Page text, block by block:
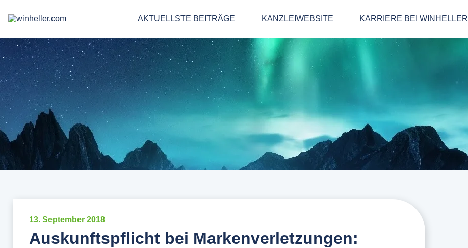
AKTUELLSTE BEITRÄGE KANZLEIWEBSITE KARRIERE BEI WINHELLER
13. September 2018
Auskunftspflicht bei Markenverletzungen: